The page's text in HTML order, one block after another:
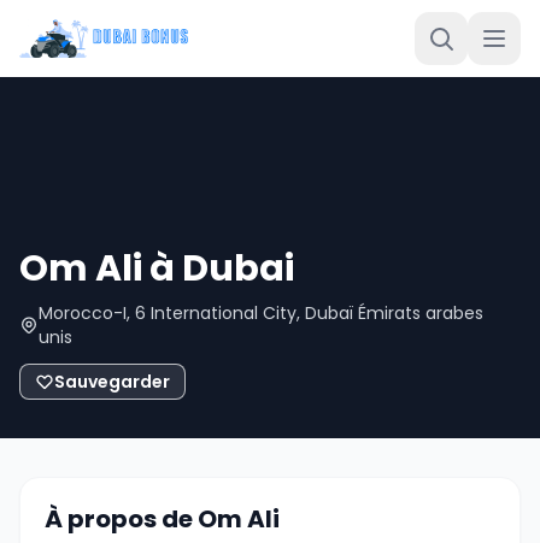
Om Ali à Dubai
Morocco-I, 6 International City, Dubaï Émirats arabes
unis
Sauvegarder
À propos de Om Ali